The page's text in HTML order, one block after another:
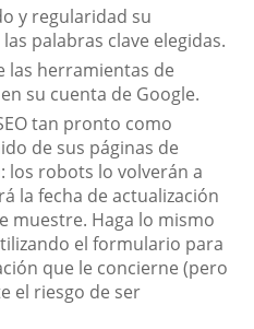
y regularidad su
palabras clave elegidas.
las herramientas de
su cuenta de Google.
tan pronto como
de sus páginas de
los robots lo volverán a
la fecha de actualización
muestre. Haga lo mismo
el formulario para
que le concierne (pero
el riesgo de ser